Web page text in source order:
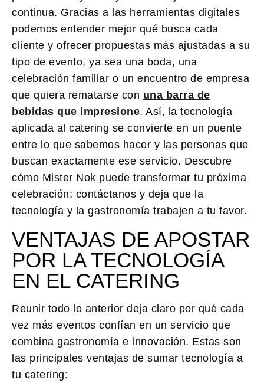
continua. Gracias a las herramientas digitales
podemos entender mejor qué busca cada
cliente y ofrecer propuestas más ajustadas a su
tipo de evento, ya sea una boda, una
celebración familiar o un encuentro de empresa
que quiera rematarse con una barra de
bebidas que impresione. Así, la tecnología
aplicada al catering se convierte en un puente
entre lo que sabemos hacer y las personas que
buscan exactamente ese servicio. Descubre
cómo Mister Nok puede transformar tu próxima
celebración: contáctanos y deja que la
tecnología y la gastronomía trabajen a tu favor.
VENTAJAS DE APOSTAR
POR LA TECNOLOGÍA
EN EL CATERING
Reunir todo lo anterior deja claro por qué cada
vez más eventos confían en un servicio que
combina gastronomía e innovación. Estas son
las principales ventajas de sumar tecnología a
tu catering: